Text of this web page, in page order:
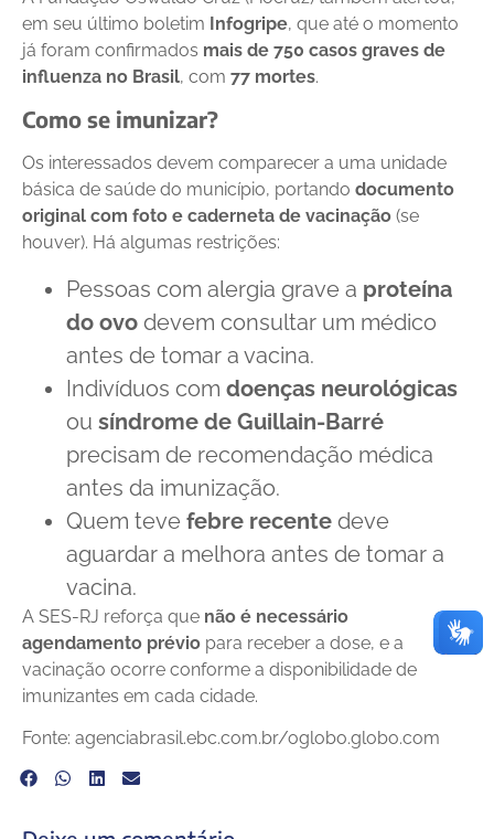
em seu último boletim Infogripe, que até o momento
já foram confirmados mais de 750 casos graves de
influenza no Brasil, com 77 mortes.
Como se imunizar?
Os interessados devem comparecer a uma unidade
básica de saúde do município, portando documento
original com foto e caderneta de vacinação (se
houver). Há algumas restrições:
Pessoas com alergia grave a proteína
do ovo devem consultar um médico
antes de tomar a vacina.
Indivíduos com doenças neurológicas
ou síndrome de Guillain-Barré
precisam de recomendação médica
antes da imunização.
Quem teve febre recente deve
aguardar a melhora antes de tomar a
vacina.
A SES-RJ reforça que não é necessário
agendamento prévio para receber a dose, e a
vacinação ocorre conforme a disponibilidade de
imunizantes em cada cidade.
Fonte: agenciabrasil.ebc.com.br/oglobo.globo.com